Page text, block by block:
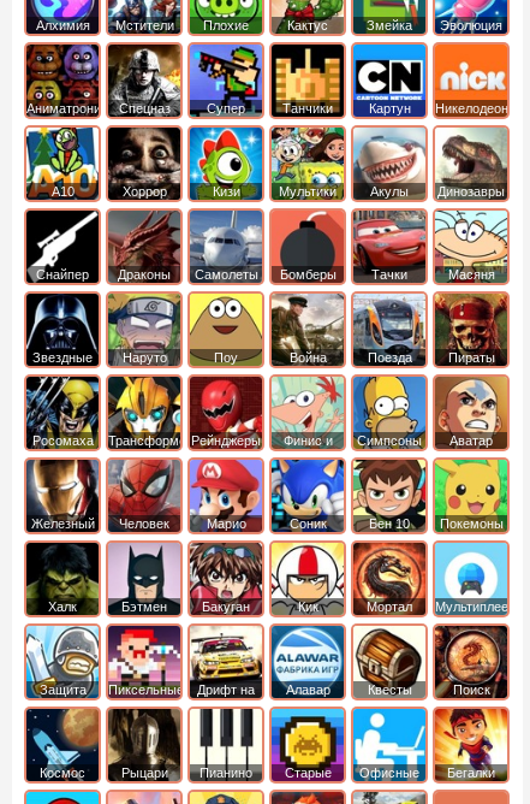
Алхимия Мстители
Плохие
свинки
Кактус
маккой
Змейка Эволюция
Аниматроники Спецназ
Супер
бойцы
Танчики
Картун
нетворк
Никелодеон
А10 Хоррор Кизи Мультики Акулы Динозавры
Снайпер Драконы Самолеты Бомберы Тачки Масяня
Звездные
войны
Наруто Поу Война Поезда
Пираты
Карибского
Моря
Росомаха ТрансформерыРейнджеры
Самураи
Финис и
Ферб
Симпсоны
Аватар
легенда об
Аанге
Железный
человек
Человек
Паук
Марио Соник Бен 10 Покемоны
Халк Бэтмен Бакуган
Кик
Бутовский
Мортал
комбат
Мультиплеер
Защита
королевства
Пиксельные
Дрифт на
машинах
Алавар Квесты
Поиск
предметов
Космос Рыцари Пианино Старые Офисные Бегалки